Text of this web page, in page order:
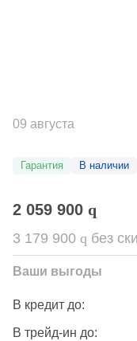
09 августа
Гарантия В наличии
2 059 900 q
3 179 900 q без
Ваши выгоды
В кредит до:
В трейд-ин до: